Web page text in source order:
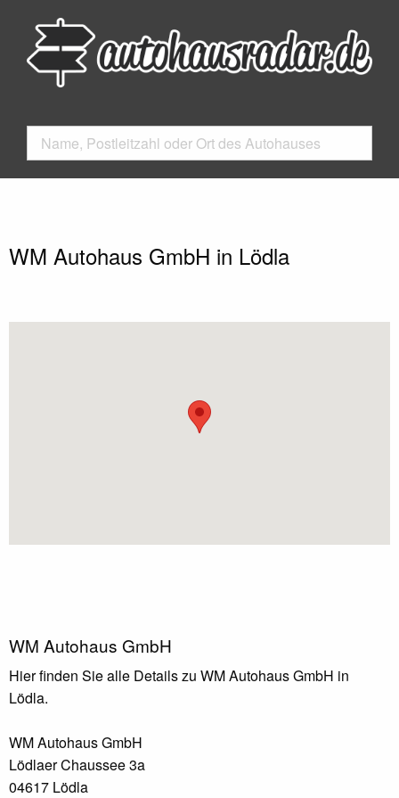
WM Autohaus GmbH in Lödla
WM Autohaus GmbH
Hier finden Sie alle Details zu WM Autohaus GmbH in
Lödla.
WM Autohaus GmbH
Lödlaer Chaussee 3a
04617 Lödla